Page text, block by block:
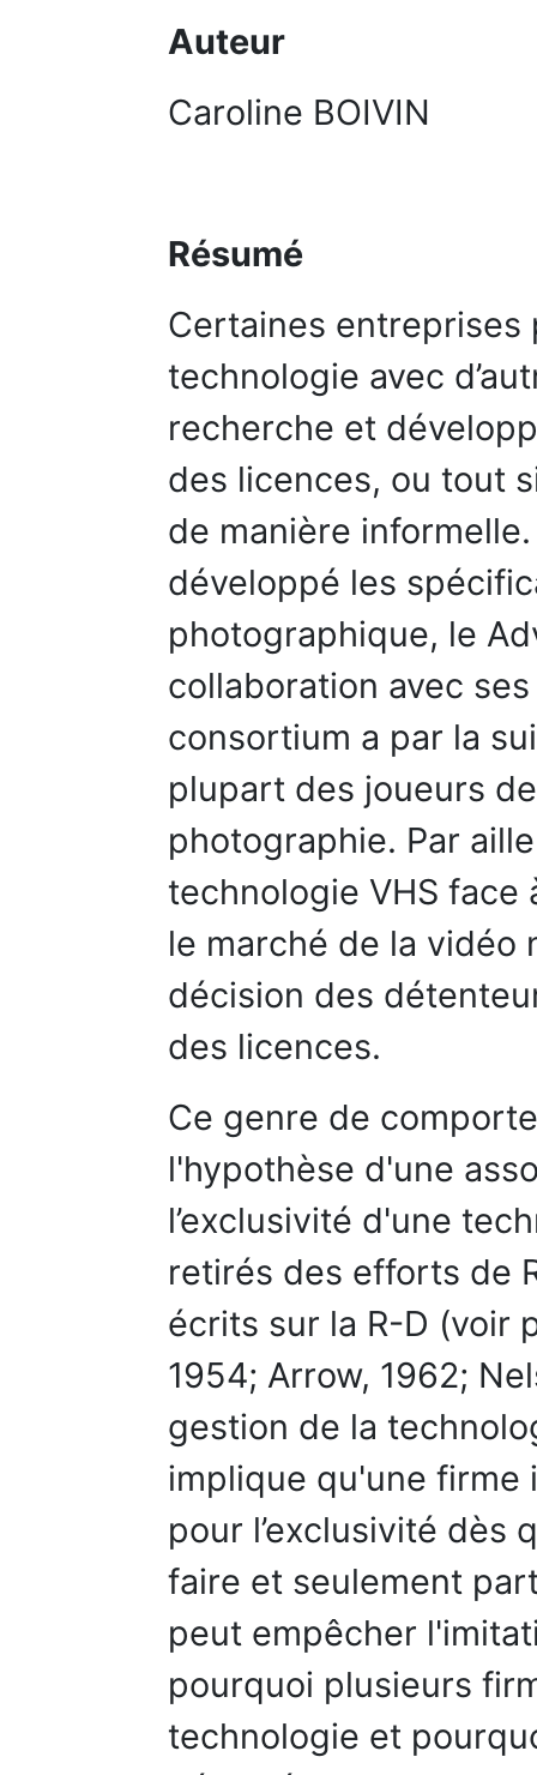
Auteur
Caroline BOIVIN
Résumé
Certaines
technologie avec
recherche et
des licences, ou tout
de manière
développé les
photographique, le
collaboration avec
consortium a par la
plupart des joueurs
photographie. Par
technologie VHS face
le marché de la vidéo
décision des
des licences.
Ce genre de
l'hypothèse d'une
l’exclusivité d'une
retirés des efforts de
écrits sur la R-D (voir
1954; Arrow, 1962;
gestion de la
implique qu'une
pour l’exclusivité dès
faire et seulement
peut empêcher
pourquoi plusieurs
technologie et